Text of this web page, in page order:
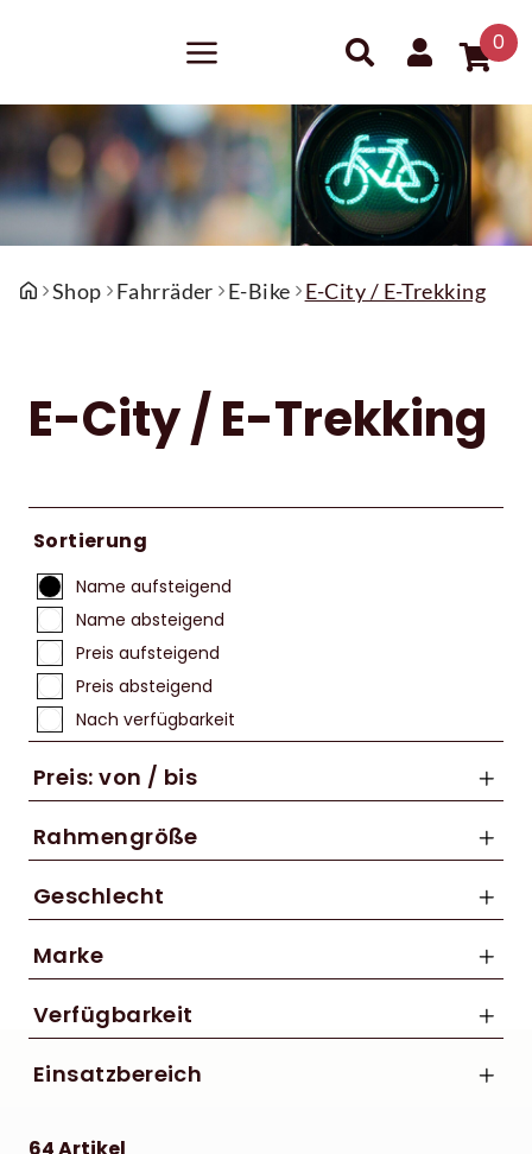
0
Shop Fahrräder E-Bike E-City / E-Trekking
E-City / E-Trekking
Sortierung
Name aufsteigend
Name absteigend
Preis aufsteigend
Preis absteigend
Nach verfügbarkeit
Preis: von / bis
Rahmengröße
50 cm
53 cm
L
M
OS
XL
Geschlecht
Damen
Herren
Unisex
Marke
Cannondale
Centurion
Specialized
Verfügbarkeit
Einsatzbereich